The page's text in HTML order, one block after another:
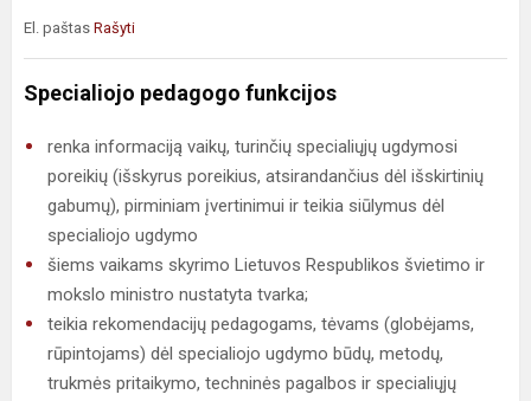
El. paštas Rašyti
Specialiojo pedagogo funkcijos
renka informaciją vaikų, turinčių specialiųjų ugdymosi
poreikių (išskyrus poreikius, atsirandančius dėl išskirtinių
gabumų), pirminiam įvertinimui ir teikia siūlymus dėl
specialiojo ugdymo
šiems vaikams skyrimo Lietuvos Respublikos švietimo ir
mokslo ministro nustatyta tvarka;
teikia rekomendacijų pedagogams, tėvams (globėjams,
rūpintojams) dėl specialiojo ugdymo būdų, metodų,
trukmės pritaikymo, techninės pagalbos ir specialiųjų